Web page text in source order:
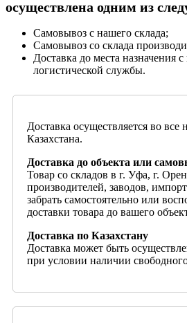
осуществлена одним из
Самовывоз с нашего склада;
Самовывоз со склада
Доставка до места назначения
логистической службы.
Доставка осуществляется во
Казахстана.
Доставка до объекта или
Товар со складов в г. Уфа, г.
производителей, заводов,
забрать самостоятельно или
доставки товара до вашего
Доставка по Казахстану
Доставка может быть
при условии наличии